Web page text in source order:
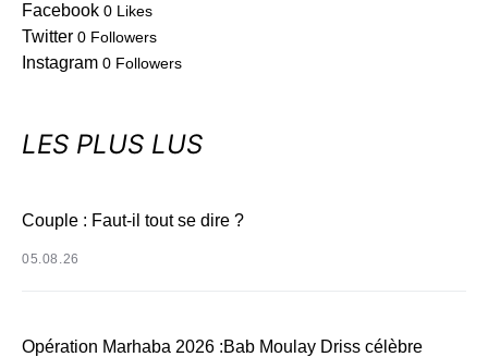
Facebook 0 Likes
Twitter 0 Followers
Instagram 0 Followers
LES PLUS LUS
Couple : Faut-il tout se dire ?
05.08.26
Opération Marhaba 2026 :Bab Moulay Driss célèbre